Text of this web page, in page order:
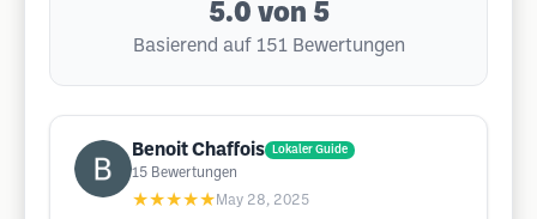
5.0 von 5
Basierend auf 151 Bewertungen
Benoit Chaffois Lokaler Guide
15 Bewertungen
★★★★★ May 28, 2025